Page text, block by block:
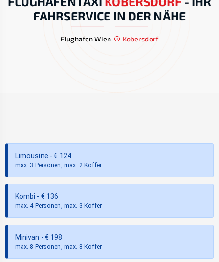
FAHRSERVICE IN DER NÄHE
Flughafen Wien Kobersdorf
Limousine - € 124
max. 3 Personen, max. 2 Koffer
Kombi - € 136
max. 4 Personen, max. 3 Koffer
Minivan - € 198
max. 8 Personen, max. 8 Koffer